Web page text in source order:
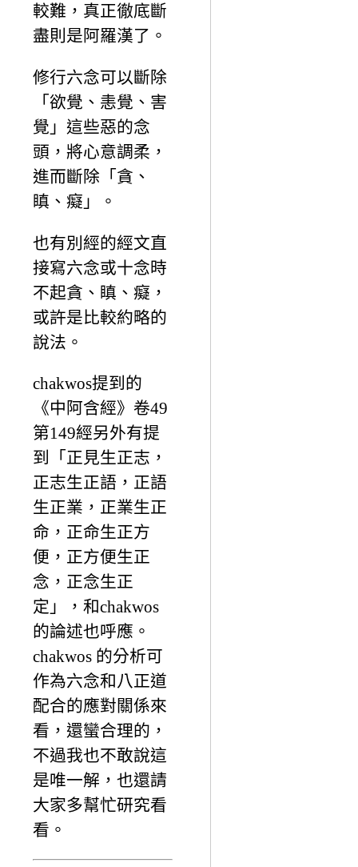
較難，真正徹底斷
盡則是阿羅漢了。
修行六念可以斷除
「欲覺、恚覺、害
覺」這些惡的念
頭，將心意調柔，
進而斷除「貪、
瞋、癡」。
也有別經的經文直
接寫六念或十念時
不起貪、瞋、癡，
或許是比較約略的
說法。
chakwos提到的
《中阿含經》卷49
第149經另外有提
到「正見生正志，
正志生正語，正語
生正業，正業生正
命，正命生正方
便，正方便生正
念，正念生正
定」，和chakwos
的論述也呼應。
chakwos 的分析可
作為六念和八正道
配合的應對關係來
看，還蠻合理的，
不過我也不敢說這
是唯一解，也還請
大家多幫忙研究看
看。